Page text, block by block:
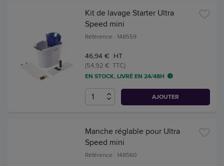
Kit de lavage Starter Ultra
Speed mini
Référence : 148559
46,94 € HT
(54,92 € TTC)
EN STOCK, LIVRÉ EN 24/48H
AJOUTER
Manche réglable pour Ultra
Speed mini
Référence : 148560